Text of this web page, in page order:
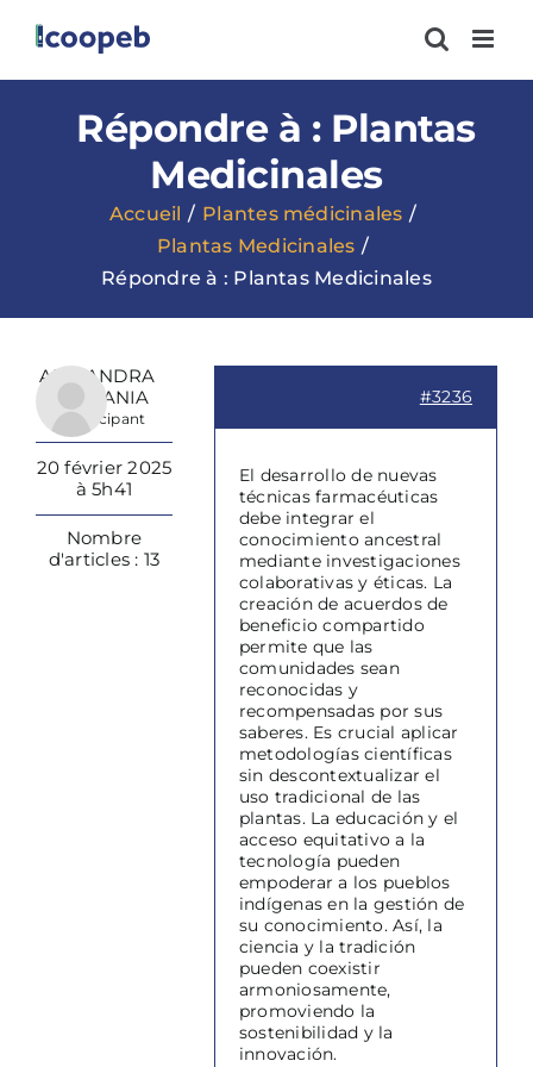
contenu
Répondre à : Plantas
Medicinales
Accueil
Plantes médicinales
Plantas Medicinales
Répondre à : Plantas Medicinales
ALEJANDRA
ESTEFANIA
Participant
20 février 2025
à 5h41
Nombre
d'articles : 13
#3236
El desarrollo de nuevas
técnicas farmacéuticas
debe integrar el
conocimiento ancestral
mediante investigaciones
colaborativas y éticas. La
creación de acuerdos de
beneficio compartido
permite que las
comunidades sean
reconocidas y
recompensadas por sus
saberes. Es crucial aplicar
metodologías científicas
sin descontextualizar el
uso tradicional de las
plantas. La educación y el
acceso equitativo a la
tecnología pueden
empoderar a los pueblos
indígenas en la gestión de
su conocimiento. Así, la
ciencia y la tradición
pueden coexistir
armoniosamente,
promoviendo la
sostenibilidad y la
innovación.